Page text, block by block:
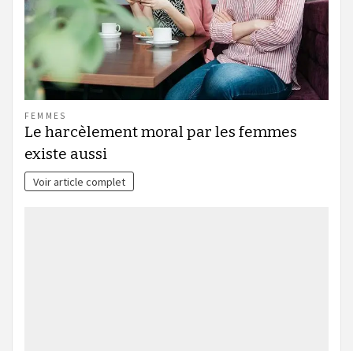
FEMMES
Le harcèlement moral par les femmes
existe aussi
Voir article complet